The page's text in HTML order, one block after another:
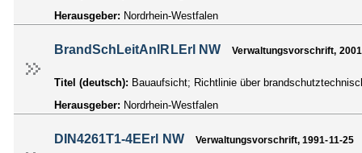
Herausgeber: Nordrhein-Westfalen
BrandSchLeitAnlRLErl NW Verwaltungsvorschrift,
Titel (deutsch): Bauaufsicht; Richtlinie über
Herausgeber: Nordrhein-Westfalen
DIN4261T1-4EErl NW Verwaltungsvorschrift, 1991-11-25